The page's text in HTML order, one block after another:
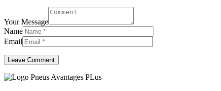
Your Message
Name
Email